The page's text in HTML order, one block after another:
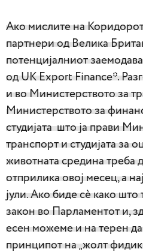
Ако мислите на
партнери од Велика
потенцијалниот
од UK Export Finance*.
и во Министерството за
Министерството за
студијата што ја прави
транспорт и студијата за
животната средина треба
отприлика овој месец, а
јули. Ако биде сè како
закон во Парламентот и,
есен можеме и на терен
принципот на „жолт